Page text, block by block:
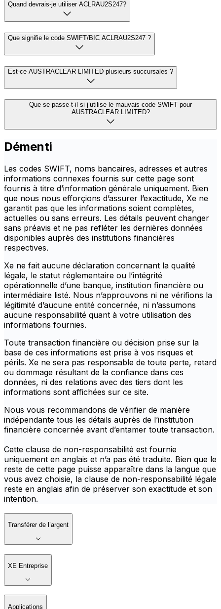
Quand devrais-je utiliser ACLRAU2S247?
Que signifie le code SWIFT/BIC ACLRAU2S247 ?
Est-ce AUSTRACLEAR LIMITED plusieurs succursales ?
Que se passe-t-il si j’utilise le mauvais code SWIFT pour
AUSTRACLEAR LIMITED?
Démenti
Les codes SWIFT, noms bancaires, adresses et autres
informations connexes fournis sur cette page sont
fournis à titre d’information générale uniquement. Bien
que nous nous efforçions d’assurer l’exactitude, Xe ne
garantit pas que les informations soient complètes,
actuelles ou sans erreurs. Les détails peuvent changer
sans préavis et ne pas refléter les dernières données
disponibles auprès des institutions financières
respectives.
Xe ne fait aucune déclaration concernant la qualité
légale, le statut réglementaire ou l’intégrité
opérationnelle d’une banque, institution financière ou
intermédiaire listé. Nous n’approuvons ni ne vérifions la
légitimité d’aucune entité concernée, ni n’assumons
aucune responsabilité quant à votre utilisation des
informations fournies.
Toute transaction financière ou décision prise sur la
base de ces informations est prise à vos risques et
périls. Xe ne sera pas responsable de toute perte, retard
ou dommage résultant de la confiance dans ces
données, ni des relations avec des tiers dont les
informations sont affichées sur ce site.
Nous vous recommandons de vérifier de manière
indépendante tous les détails auprès de l’institution
financière concernée avant d’entamer toute transaction.
Cette clause de non-responsabilité est fournie
uniquement en anglais et n’a pas été traduite. Bien que le
reste de cette page puisse apparaître dans la langue que
vous avez choisie, la clause de non-responsabilité légale
reste en anglais afin de préserver son exactitude et son
intention.
Transférer de l’argent
XE Entreprise
Applications